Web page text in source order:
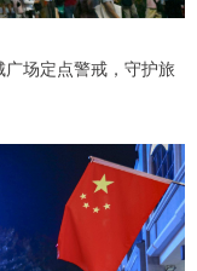
场定点警戒，守护旅